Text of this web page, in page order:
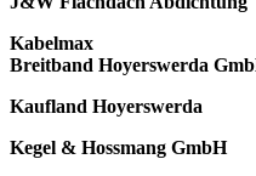
Kabelmax
Breitband Hoyerswerda
Kaufland Hoyerswerda
Kegel & Hossmang GmbH